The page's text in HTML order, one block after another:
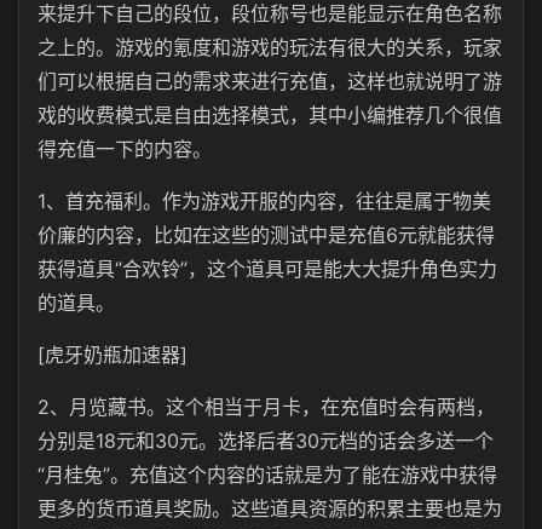
来提升下自己的段位，段位称号也是能显示在角色名称
之上的。游戏的氪度和游戏的玩法有很大的关系，玩家
们可以根据自己的需求来进行充值，这样也就说明了游
戏的收费模式是自由选择模式，其中小编推荐几个很值
得充值一下的内容。
1、首充福利。作为游戏开服的内容，往往是属于物美
价廉的内容，比如在这些的测试中是充值6元就能获得
获得道具“合欢铃”，这个道具可是能大大提升角色实力
的道具。
[虎牙奶瓶加速器]
2、月览藏书。这个相当于月卡，在充值时会有两档，
分别是18元和30元。选择后者30元档的话会多送一个
“月桂兔”。充值这个内容的话就是为了能在游戏中获得
更多的货币道具奖励。这些道具资源的积累主要也是为